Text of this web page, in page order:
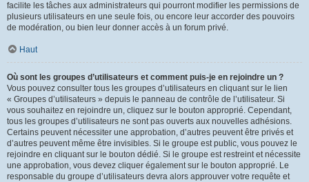
facilite les tâches aux administrateurs qui pourront modifier les permissions de
plusieurs utilisateurs en une seule fois, ou encore leur accorder des pouvoirs
de modération, ou bien leur donner accès à un forum privé.
Haut
Où sont les groupes d’utilisateurs et comment puis-je en rejoindre un ?
Vous pouvez consulter tous les groupes d’utilisateurs en cliquant sur le lien
« Groupes d’utilisateurs » depuis le panneau de contrôle de l’utilisateur. Si
vous souhaitez en rejoindre un, cliquez sur le bouton approprié. Cependant,
tous les groupes d’utilisateurs ne sont pas ouverts aux nouvelles adhésions.
Certains peuvent nécessiter une approbation, d’autres peuvent être privés et
d’autres peuvent même être invisibles. Si le groupe est public, vous pouvez le
rejoindre en cliquant sur le bouton dédié. Si le groupe est restreint et nécessite
une approbation, vous devez cliquer également sur le bouton approprié. Le
responsable du groupe d’utilisateurs devra alors approuver votre requête et